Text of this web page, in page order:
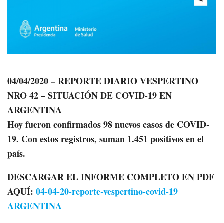
04/04/2020 –REPORTE DIARIO VESPERTINO
NRO 42 – SITUACIÓN DE COVID-19 EN
ARGENTINA
Hoy fueron confirmados 98 nuevos casos de COVID-
19. Con estos registros, suman 1.451 positivos en el
país.
DESCARGAR EL INFORME COMPLETO EN PDF
AQUÍ: 04-04-20-reporte-vespertino-covid-19
ARGENTINA